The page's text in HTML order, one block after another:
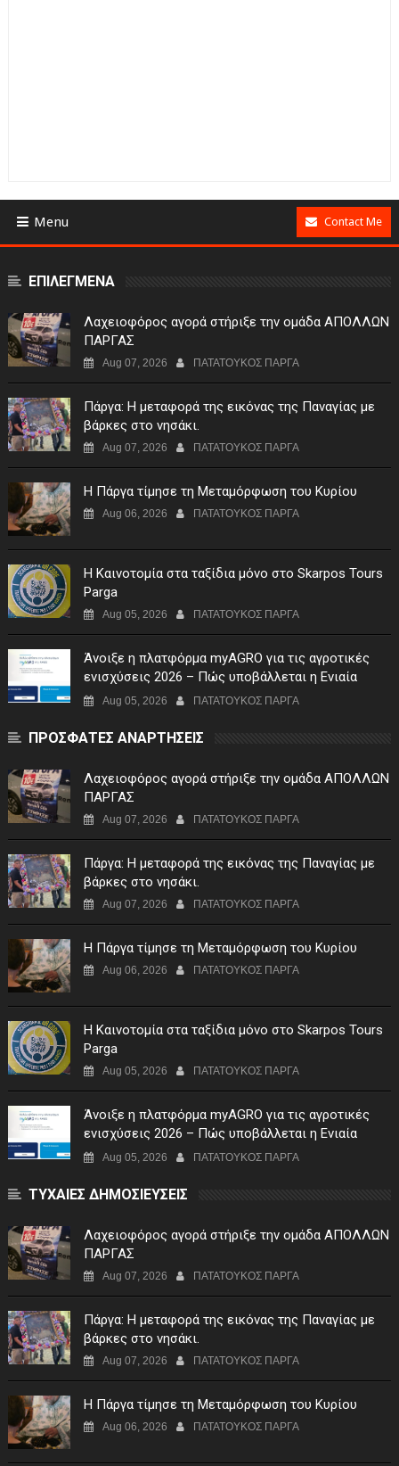
Menu Contact Me
ΕΠΙΛΕΓΜΕΝΑ
Λαχειοφόρος αγορά στήριξε την ομάδα ΑΠΟΛΛΩΝ
ΠΑΡΓΑΣ
Aug 07, 2026 ΠΑΤΑΤΟΥΚΟΣ ΠΑΡΓΑ
Πάργα: Η μεταφορά της εικόνας της Παναγίας με
βάρκες στο νησάκι.
Aug 07, 2026 ΠΑΤΑΤΟΥΚΟΣ ΠΑΡΓΑ
Η Πάργα τίμησε τη Μεταμόρφωση του Κυρίου
Aug 06, 2026 ΠΑΤΑΤΟΥΚΟΣ ΠΑΡΓΑ
Η Καινοτομία στα ταξίδια μόνο στο Skarpos Tours
Parga
Aug 05, 2026 ΠΑΤΑΤΟΥΚΟΣ ΠΑΡΓΑ
Άνοιξε η πλατφόρμα myAGRO για τις αγροτικές
ενισχύσεις 2026 – Πώς υποβάλλεται η Ενιαία
Αίτηση Ενίσχυσης
Aug 05, 2026 ΠΑΤΑΤΟΥΚΟΣ ΠΑΡΓΑ
ΠΡΟΣΦΑΤΕΣ ΑΝΑΡΤΗΣΕΙΣ
Λαχειοφόρος αγορά στήριξε την ομάδα ΑΠΟΛΛΩΝ
ΠΑΡΓΑΣ
Aug 07, 2026 ΠΑΤΑΤΟΥΚΟΣ ΠΑΡΓΑ
Πάργα: Η μεταφορά της εικόνας της Παναγίας με
βάρκες στο νησάκι.
Aug 07, 2026 ΠΑΤΑΤΟΥΚΟΣ ΠΑΡΓΑ
Η Πάργα τίμησε τη Μεταμόρφωση του Κυρίου
Aug 06, 2026 ΠΑΤΑΤΟΥΚΟΣ ΠΑΡΓΑ
Η Καινοτομία στα ταξίδια μόνο στο Skarpos Tours
Parga
Aug 05, 2026 ΠΑΤΑΤΟΥΚΟΣ ΠΑΡΓΑ
Άνοιξε η πλατφόρμα myAGRO για τις αγροτικές
ενισχύσεις 2026 – Πώς υποβάλλεται η Ενιαία
Αίτηση Ενίσχυσης
Aug 05, 2026 ΠΑΤΑΤΟΥΚΟΣ ΠΑΡΓΑ
ΤΥΧΑΙΕΣ ΔΗΜΟΣΙΕΥΣΕΙΣ
Λαχειοφόρος αγορά στήριξε την ομάδα ΑΠΟΛΛΩΝ
ΠΑΡΓΑΣ
Aug 07, 2026 ΠΑΤΑΤΟΥΚΟΣ ΠΑΡΓΑ
Πάργα: Η μεταφορά της εικόνας της Παναγίας με
βάρκες στο νησάκι.
Aug 07, 2026 ΠΑΤΑΤΟΥΚΟΣ ΠΑΡΓΑ
Η Πάργα τίμησε τη Μεταμόρφωση του Κυρίου
Aug 06, 2026 ΠΑΤΑΤΟΥΚΟΣ ΠΑΡΓΑ